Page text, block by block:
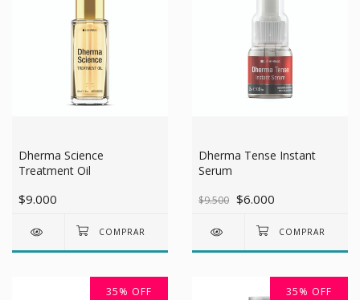
Dherma Science
Treatment Oil
$9.000
Dherma Tense Instant
Serum
$9.500 $6.000
35% OFF 35% OFF